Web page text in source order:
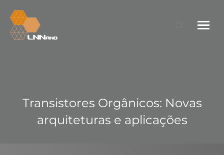
Search:
Transistores Orgânicos: Novas
arquiteturas e aplicações